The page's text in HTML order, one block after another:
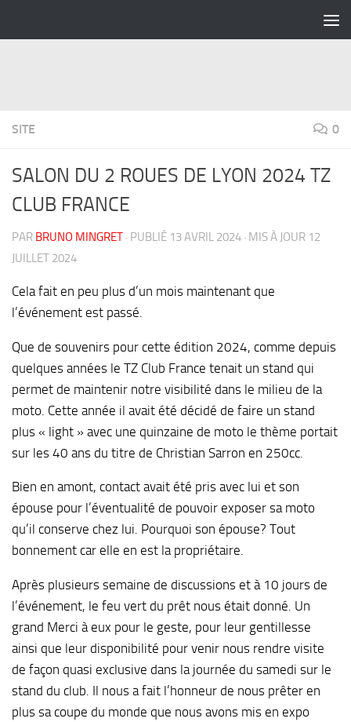
SITE 0
SALON DU 2 ROUES DE LYON 2024 TZ
CLUB FRANCE
PAR BRUNO MINGRET · PUBLIÉ 13 AVRIL 2024 · MIS À JOUR 12
JUILLET 2024
Cela fait en peu plus d’un mois maintenant que
l’événement est passé.
Que de souvenirs pour cette édition 2024, comme depuis
quelques années le TZ Club France tenait un stand qui
permet de maintenir notre visibilité dans le milieu de la
moto. Cette année il avait été décidé de faire un stand
plus « light » avec une quinzaine de moto le thème portait
sur les 40 ans du titre de Christian Sarron en 250cc.
Bien en amont, contact avait été pris avec lui et son
épouse pour l’éventualité de pouvoir exposer sa moto
qu’il conserve chez lui. Pourquoi son épouse? Tout
bonnement car elle en est la propriétaire.
Après plusieurs semaine de discussions et à 10 jours de
l’événement, le feu vert du prêt nous était donné. Un
grand Merci à eux pour le geste, pour leur gentillesse
ainsi que leur disponibilité pour venir nous rendre visite
de façon quasi exclusive dans la journée du samedi sur le
stand du club. Il nous a fait l’honneur de nous prêter en
plus sa coupe du monde que nous avons mis en expo